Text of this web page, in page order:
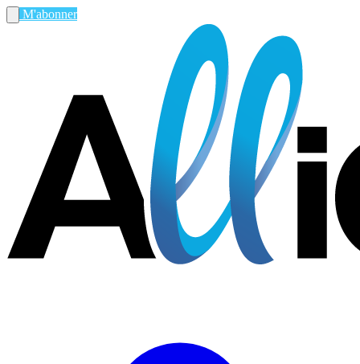
M'abonner